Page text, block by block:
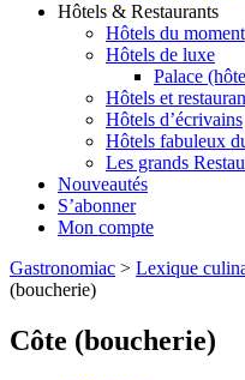
Hôtels & Restaurants
Hôtels du moment
Hôtels de luxe
Palace
Hôtels et
Hôtels d’écrivains
Hôtels fabuleux
Les grands
Nouveautés
S’abonner
Mon compte
Gastronomiac > Lexique
(boucherie)
Côte (boucherie)